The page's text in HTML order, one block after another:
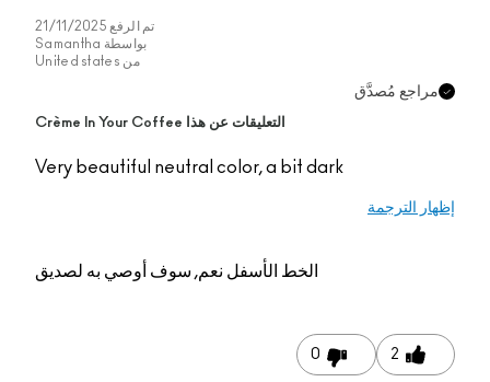
تم الرفع 21/11/2025
بواسطة Samantha
من United states
مراجع مُصدَّق
التعليقات عن هذا Crème In Your Coffee
Very beautiful neutral color, a bit dark
إظهار الترجمة
الخط الأسفلنعم, سوف أوصي به لصديق
2
0